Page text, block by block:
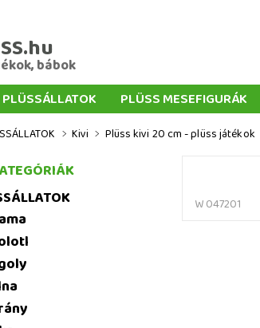
bábok
PLÜSSÁLLATOK PLÜSS MESEFIGURÁK
PLÜSSÖKHÖZ
KEDVEZMÉNYEK
ÜZLETI
Kivi Plüss kivi 20 cm - plüss játékok
W 047201